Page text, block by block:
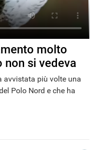
molto
non si vedeva
avvistata più volte una
Polo Nord e che ha